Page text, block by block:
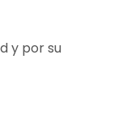
y por su